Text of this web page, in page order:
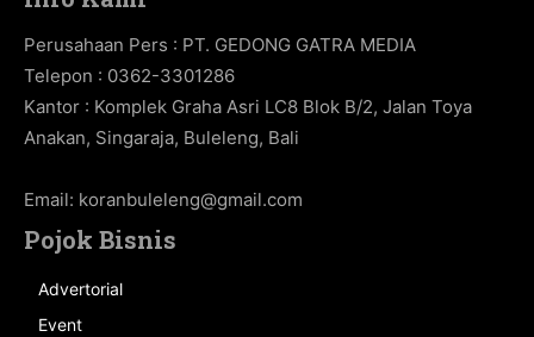
Perusahaan Pers : PT. GEDONG GATRA MEDIA
Telepon : 0362-3301286
Kantor : Komplek Graha Asri LC8 Blok B/2, Jalan Toya
Anakan, Singaraja, Buleleng, Bali
Email: koranbuleleng@gmail.com
Pojok Bisnis
Advertorial
Event